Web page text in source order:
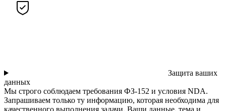
Защита ваших
данных
Мы строго соблюдаем требования ФЗ-152 и условия NDA.
Запрашиваем только ту информацию, которая необходима для
качественного выполнения задачи. Ваши данные, тема и